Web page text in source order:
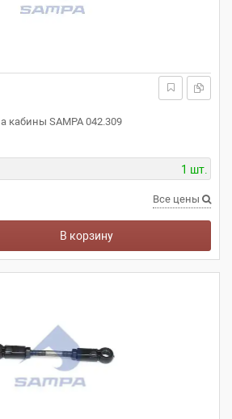
кабины SAMPA 042.309
1 шт.
Все цены
В корзину